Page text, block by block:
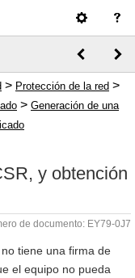
> Protección de la red >
> Generación de una
y obtención
de documento: EY79-0J7
tiene una firma de
el equipo no pueda